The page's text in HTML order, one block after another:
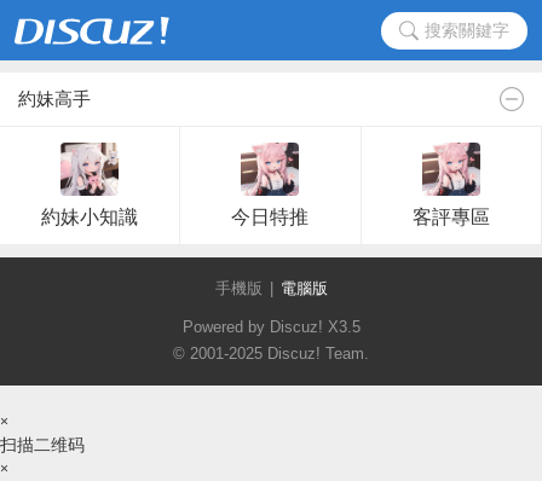
搜索關鍵字
約妹高手
約妹小知識 今日特推 客評專區
手機版 電腦版
Powered by Discuz! X3.5
© 2001-2025 Discuz! Team.
×
扫描二维码
×